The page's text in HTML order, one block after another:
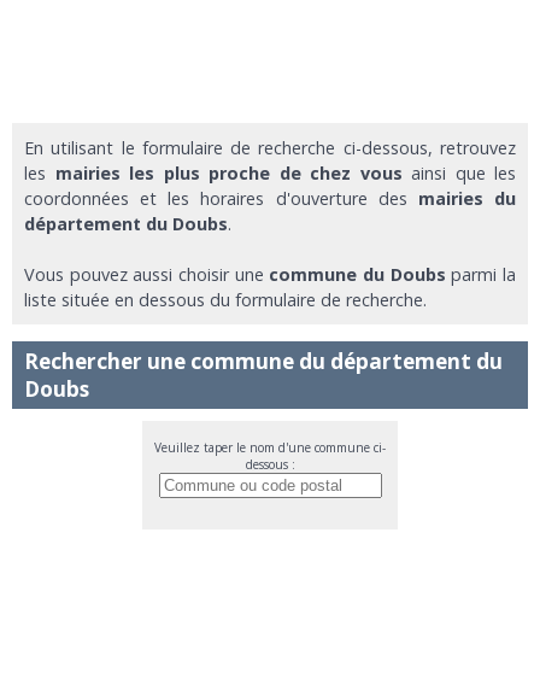
En utilisant le formulaire de recherche ci-dessous, retrouvez
les mairies les plus proche de chez vous ainsi que les
coordonnées et les horaires d'ouverture des mairies du
département du Doubs.
Vous pouvez aussi choisir une commune du Doubs parmi la
liste située en dessous du formulaire de recherche.
Rechercher une commune du département du
Doubs
Veuillez taper le nom d'une commune ci-
dessous :